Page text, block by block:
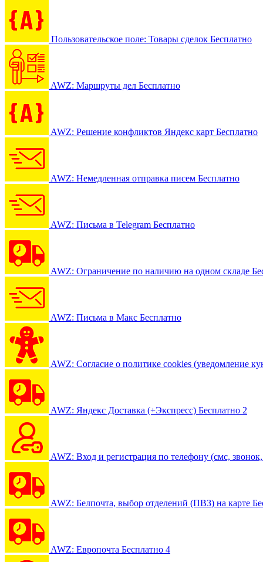
Пользовательское поле: Товары сделок Бесплатно
AWZ: Маршруты дел Бесплатно
AWZ: Решение конфликтов Яндекс карт Бесплатно
AWZ: Немедленная отправка писем Бесплатно
AWZ: Письма в Telegram Бесплатно
AWZ: Ограничение по наличию на одном складе
AWZ: Письма в Макс Бесплатно
AWZ: Согласие о политике cookies (уведомление
AWZ: Яндекс Доставка (+Экспресс) Бесплатно 2
AWZ: Вход и регистрация по телефону (смс, звонок,
AWZ: Белпочта, выбор отделений (ПВЗ) на карте
AWZ: Европочта Бесплатно 4